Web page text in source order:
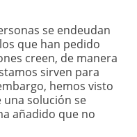
se endeudan
que han pedido
creen, de manera
sirven para
hemos visto
una solución se
añadido que no